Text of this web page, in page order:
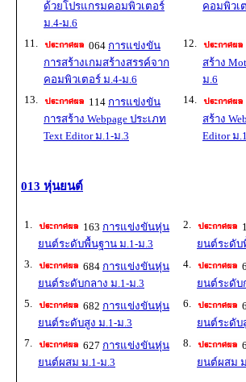
ด้วยโปรแกรมคอมพิวเตอร์
ม.4-ม.6
คอมพิวเ
11. 064 การแข่งขัน
การสร้างเกมสร้างสรรค์จาก
คอมพิวเตอร์ ม.4-ม.6
12.
สร้าง
ม.6
13.
114 การแข่งขัน
การสร้าง Webpage ประเภท
Text Editor ม.1-ม.3
14.
สร้าง
Editor ม
013 หุ่นยนต์
1. 163 การแข่งขันหุ่น
ยนต์ระดับพื้นฐาน ม.1-ม.3
2.
ยนต์ระดับ
3.
684 การแข่งขันหุ่น
ยนต์ระดับกลาง ม.1-ม.3
4.
ยนต์ระดับ
5.
682 การแข่งขันหุ่น
ยนต์ระดับสูง ม.1-ม.3
6.
ยนต์ระดับ
7.
627 การแข่งขันหุ่น
ยนต์ผสม ม.1-ม.3
8.
ยนต์ผสม